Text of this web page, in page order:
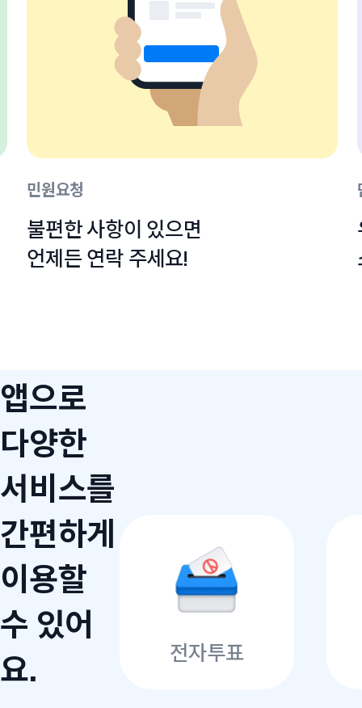
민원요청
불편한 사항이 있으면
언제든 연락 주세요!
앱으로
다양한
서비스를
간편하게
이용할
수 있어
요.
전자투표